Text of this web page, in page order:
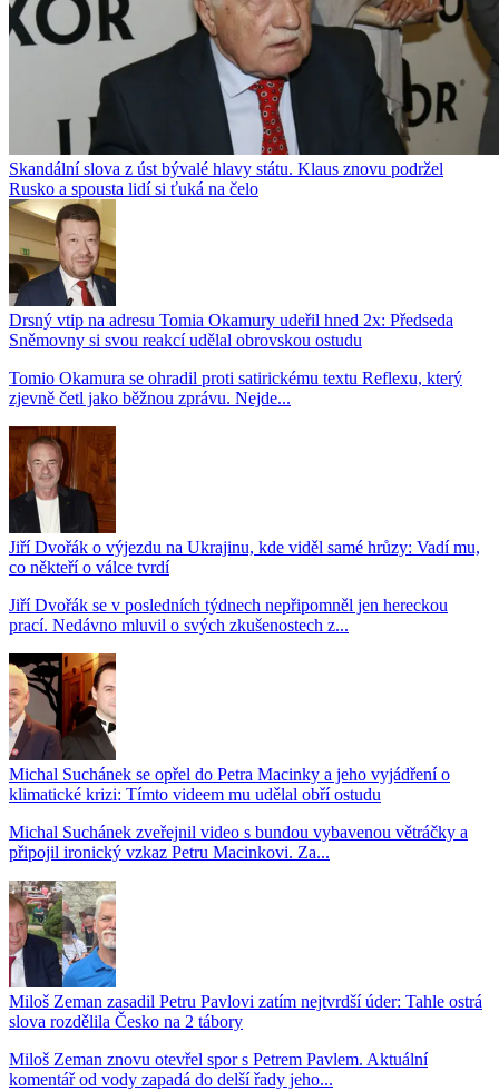
Skandální slova z úst bývalé hlavy státu. Klaus znovu podržel
Rusko a spousta lidí si ťuká na čelo
Drsný vtip na adresu Tomia Okamury udeřil hned 2x: Předseda
Sněmovny si svou reakcí udělal obrovskou ostudu
Tomio Okamura se ohradil proti satirickému textu Reflexu, který
zjevně četl jako běžnou zprávu. Nejde...
Jiří Dvořák o výjezdu na Ukrajinu, kde viděl samé hrůzy: Vadí mu,
co někteří o válce tvrdí
Jiří Dvořák se v posledních týdnech nepřipomněl jen hereckou
prací. Nedávno mluvil o svých zkušenostech z...
Michal Suchánek se opřel do Petra Macinky a jeho vyjádření o
klimatické krizi: Tímto videem mu udělal obří ostudu
Michal Suchánek zveřejnil video s bundou vybavenou větráčky a
připojil ironický vzkaz Petru Macinkovi. Za...
Miloš Zeman zasadil Petru Pavlovi zatím nejtvrdší úder: Tahle ostrá
slova rozdělila Česko na 2 tábory
Miloš Zeman znovu otevřel spor s Petrem Pavlem. Aktuální
komentář od vody zapadá do delší řady jeho...